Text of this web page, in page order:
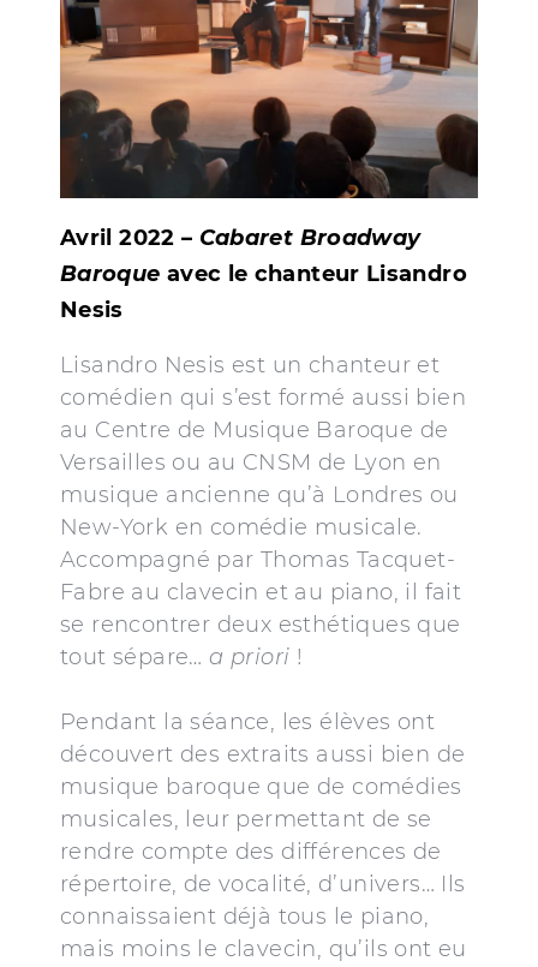
Avril 2022 – Cabaret Broadway
Baroque avec le chanteur Lisandro
Nesis
Lisandro Nesis est un chanteur et
comédien qui s’est formé aussi bien
au Centre de Musique Baroque de
Versailles ou au CNSM de Lyon en
musique ancienne qu’à Londres ou
New-York en comédie musicale.
Accompagné par Thomas Tacquet-
Fabre au clavecin et au piano, il fait
se rencontrer deux esthétiques que
tout sépare… a priori !
Pendant la séance, les élèves ont
découvert des extraits aussi bien de
musique baroque que de comédies
musicales, leur permettant de se
rendre compte des différences de
répertoire, de vocalité, d’univers… Ils
connaissaient déjà tous le piano,
mais moins le clavecin, qu’ils ont eu